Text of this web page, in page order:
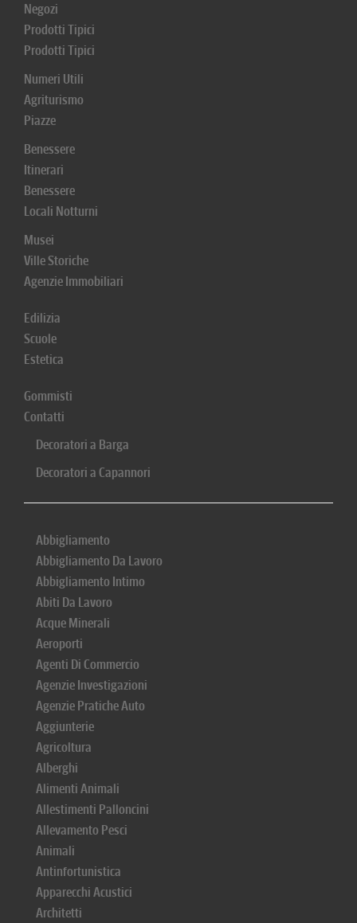
Negozi
Prodotti Tipici
Prodotti Tipici
Numeri Utili
Agriturismo
Piazze
Benessere
Itinerari
Benessere
Locali Notturni
Musei
Ville Storiche
Agenzie Immobiliari
Edilizia
Scuole
Estetica
Gommisti
Contatti
Decoratori a Barga
Decoratori a Capannori
Abbigliamento
Abbigliamento Da Lavoro
Abbigliamento Intimo
Abiti Da Lavoro
Acque Minerali
Aeroporti
Agenti Di Commercio
Agenzie Investigazioni
Agenzie Pratiche Auto
Aggiunterie
Agricoltura
Alberghi
Alimenti Animali
Allestimenti Palloncini
Allevamento Pesci
Animali
Antinfortunistica
Apparecchi Acustici
Architetti